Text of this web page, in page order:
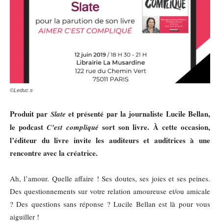
©Leduc.s
Produit par Slateet présenté par la journaliste Lucile Bellan,
le podcastC’est compliqué sort son livre. À cette occasion,
l’éditeur du livre invite les auditeurs et auditrices à une
rencontre avec la créatrice.
Ah, l’amour. Quelle affaire ! Ses doutes, ses joies et ses peines.
Des questionnements sur votre relation amoureuse et/ou amicale
? Des questions sans réponse ? Lucile Bellan est là pour vous
aiguiller !